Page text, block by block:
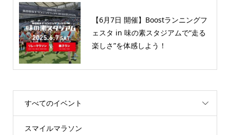
【6月7日 開催】Boostランニングフ
ェスタ in 味の素スタジアムで“走る
楽しさ”を体感しよう！
すべてのイベント
スマイルマラソン